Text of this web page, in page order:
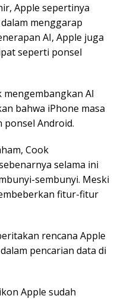
Apple sepertinya
menggarap
AI, Apple juga
seperti ponsel
AI
bahwa iPhone masa
ponsel Android.
Cook
selama ini
sembunyi. Meski
fitur-fitur
rencana Apple
pencarian data di
Apple sudah